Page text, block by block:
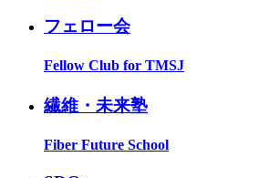
フェロー会
Fellow Club for TMSJ
繊維・未来塾
Fiber Future School